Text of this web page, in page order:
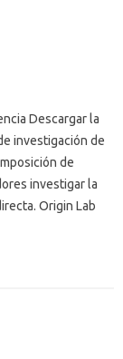
Descargar la
investigación de
de
investigar la
Origin Lab